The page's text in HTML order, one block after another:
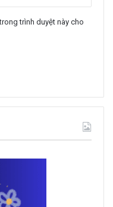
trình duyệt này cho